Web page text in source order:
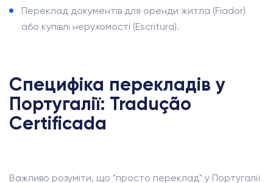
Переклад документів для оренди житла (Fiador)
або купівлі нерухомості (Escritura).
Специфіка перекладів у
Португалії: Tradução
Certificada
Важливо розуміти, що "просто переклад" у Португалії